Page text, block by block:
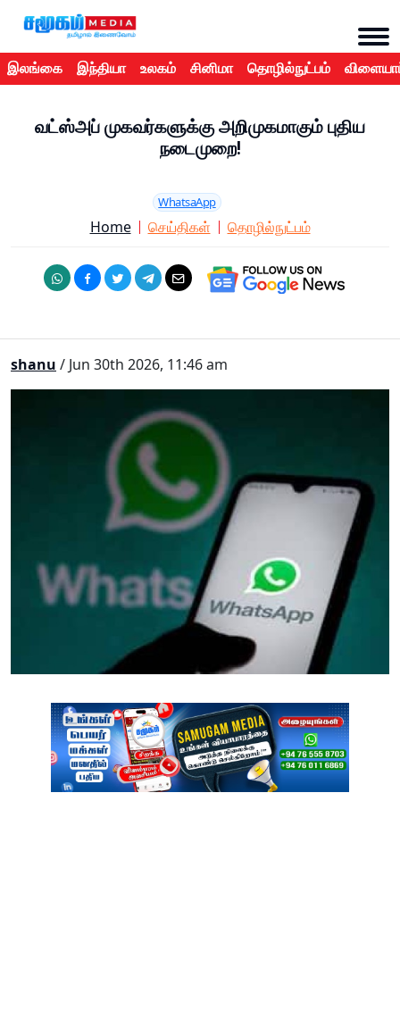
இலங்கை இந்தியா உலகம் சினிமா தொழில்நுட்பம்
வட்ஸ்அப் முகவர்களுக்கு அறிமுகமாகும் புதிய
நடைமுறை!
WhatsaApp
Home செய்திகள் தொழில்நுட்பம்
shanu / Jun 30th 2026, 11:46 am